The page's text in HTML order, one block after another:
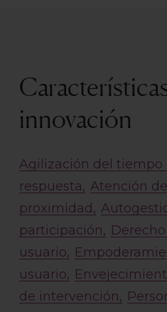
innovación
Agilización del tiempo
respuesta
Atención de
proximidad
participación
usuario
usuario
de intervención